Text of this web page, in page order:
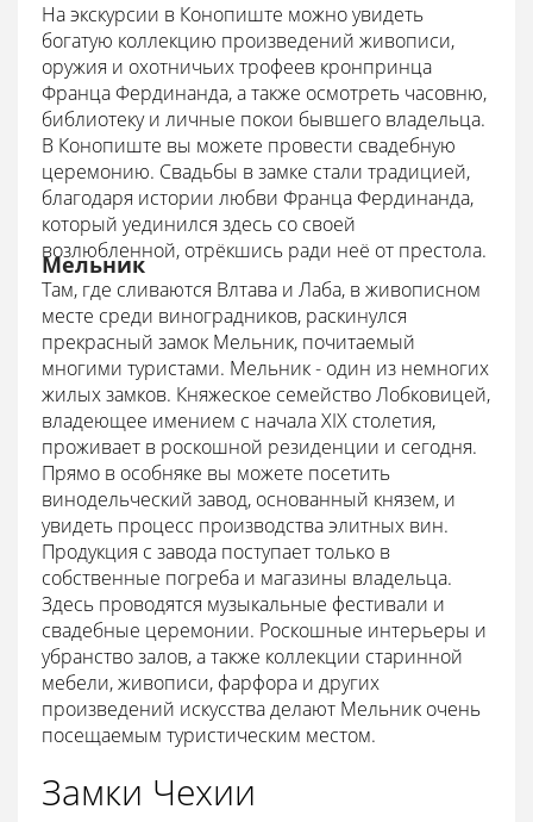
На экскурсии в Конопиште можно увидеть
богатую коллекцию произведений живописи,
оружия и охотничьих трофеев кронпринца
Франца Фердинанда, а также осмотреть часовню,
библиотеку и личные покои бывшего владельца.
В Конопиште вы можете провести свадебную
церемонию. Свадьбы в замке стали традицией,
благодаря истории любви Франца Фердинанда,
который уединился здесь со своей
возлюбленной, отрёкшись ради неё от престола.
Мельник
Там, где сливаются Влтава и Лаба, в живописном
месте среди виноградников, раскинулся
прекрасный замок Мельник, почитаемый
многими туристами. Мельник - один из немногих
жилых замков. Княжеское семейство Лобковицей,
владеющее имением с начала XIX столетия,
проживает в роскошной резиденции и сегодня.
Прямо в особняке вы можете посетить
винодельческий завод, основанный князем, и
увидеть процесс производства элитных вин.
Продукция с завода поступает только в
собственные погреба и магазины владельца.
Здесь проводятся музыкальные фестивали и
свадебные церемонии. Роскошные интерьеры и
убранство залов, а также коллекции старинной
мебели, живописи, фарфора и других
произведений искусства делают Мельник очень
посещаемым туристическим местом.
Замки Чехии